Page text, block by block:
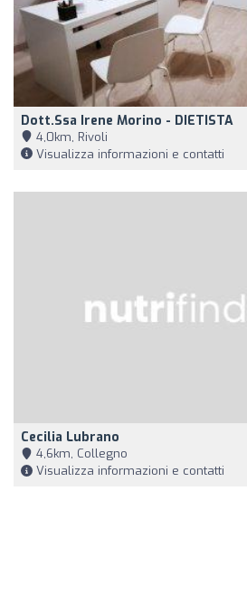
Dott.ssa Irene Morino - DIETISTA
4,0km, Rivoli
Visualizza informazioni e contatti
Cecilia Lubrano
4,6km, Collegno
Visualizza informazioni e contatti